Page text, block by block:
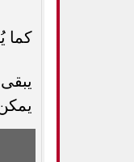
كما يُنصح